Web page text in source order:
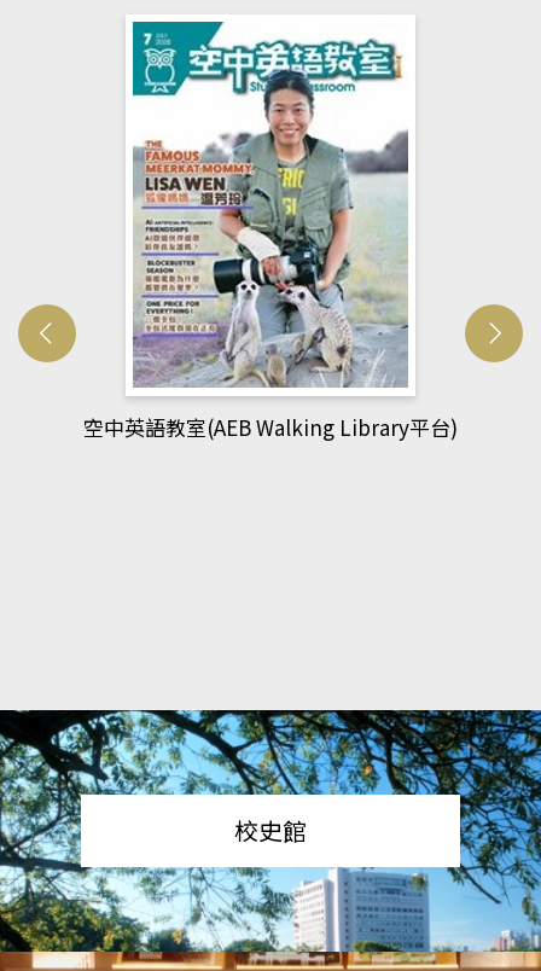
網管人(kono平台)
校史館